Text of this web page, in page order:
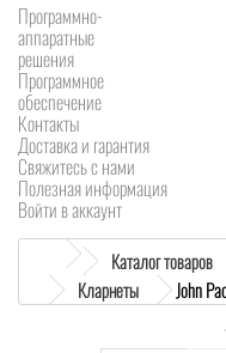
Программно-
аппаратные
решения
Программное
обеспечение
Контакты
Доставка и гарантия
Свяжитесь с нами
Полезная информация
Войти в аккаунт
Каталог товаров
Кларнеты
John